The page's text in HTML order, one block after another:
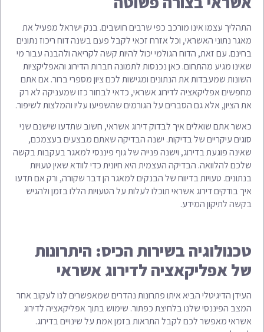
התהליך עצמו אינו מורכב כפי שרבים חושבים. בנק ישראל מפעיל את
מאגר נתוני האשראי, וכל אזרח זכאי לקבל פעם בשנה דוח ריכוז נתונים
בחינם. עם זאת, הדוח הגולמי יכול להיות קשה לקריאה ולהבנה עבור מי
שאינו מגיע מהתחום. כאן נכנסות לתמונה חברות הדירוג והאפליקציות
השונות שמעבדות את הנתונים ומגישות לכם ציון מספרי ברור. אם אתם
מחפשים אפליקאציה לדירוג אשראי, כדאי לבחור כזו שמעניקה לא רק
את הציון, אלא גם הסברים על הגורמים שהשפיעו עליו והמלצות לשיפור.
כאשר אתם שואלים איך לבדוק דירוג אשראי, חשוב שתדעו שישנם שני
סוגים עיקריים של בדיקות. ישנה הבדיקה שאתם מבצעים בעצמכם,
שאינה פוגעת בדירוג, וישנה פנייה של גוף פיננסי למאגר בעקבות בקשה
שלכם להלוואה. הבדיקה העצמית היא חיונית כדי לוודא שאין טעויות
בנתונים. טעויות בדיווח של הבנקים למאגר הן דבר שקורה, ורק אם תדעו
איך בודקים דירוג אשראי תוכלו לעלות על הטעויות הללו בזמן ולהגיש
בקשה לתיקון המידע.
טכנולוגיה בשירות הכיס: היתרונות
של אפליקאציה לדירוג אשראי
העידן הדיגיטלי הביא איתו פתרונות נהדרים שמאפשרים לנו לעקוב אחר
המצב הפיננסי שלנו בלחיצת כפתור. שימוש בתוך אפליקאציה לדירוג
אשראי מאפשר לכם לקבל התראות בזמן אמת על שינויים בדירוג.